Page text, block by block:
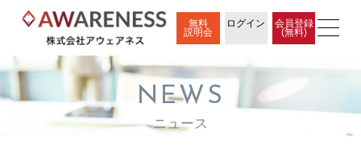
無料
説明会
ログイン
会員登録
(無料)
NEWS
ニュース